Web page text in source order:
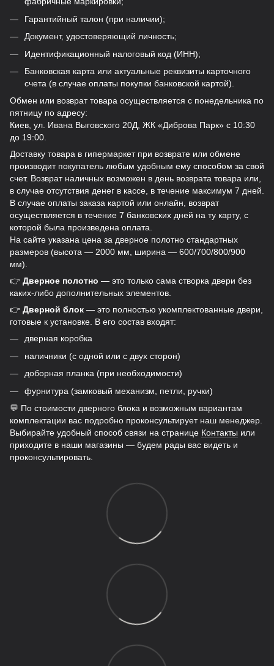
Гарантийный талон (при наличии);
Документ, удостоверяющий личность;
Идентификационный налоговый код (ИНН);
Банковская карта или актуальные реквизиты карточного
счета (в случае оплаты покупки банковской картой).
Обмен или возврат товара осуществляется с понедельника по
пятницу по адресу:
Киев, ул. Ивана Выговского 20Д, ЖК «Диброва Парк» с 10:30
до 19:00.
Доставку товара в гипермаркет при возврате или обмене
производит покупатель любым удобным ему способом за свой
счет. Возврат наличных возможен в день возврата товара или,
в случае отсутствия денег в кассе, в течение максимум 7 дней.
В случае оплаты заказа картой или онлайн, возврат
осуществляется в течение 7 банковских дней на ту карту, с
которой была произведена оплата.
На сайте указана цена за дверное полотно стандартных
размеров (высота — 2000 мм, ширина — 600/700/800/900
мм).
👉 Дверное полотно — это только сама створка двери без
каких-либо дополнительных элементов.
👉 Дверной блок — это полностью укомплектованные двери,
готовые к установке. В его состав входят:
дверная коробка
наличники (с одной или с двух сторон)
доборная планка (при необходимости)
фурнитура (замковый механизм, петли, ручки)
💬 По стоимости дверного блока и возможным вариантам
комплектации вас подробно проконсультирует наш менеджер.
Выбирайте удобный способ связи на странице Контакты или
приходите в наши магазины — будем рады вас видеть и
проконсультировать.